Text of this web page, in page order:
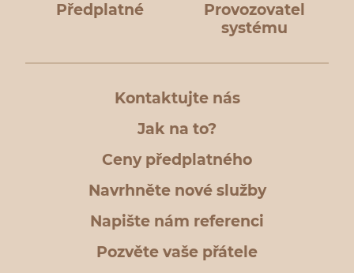
Předplatné
Provozovatel
systému
Kontaktujte nás
Jak na to?
Ceny předplatného
Navrhněte nové služby
Napište nám referenci
Pozvěte vaše přátele